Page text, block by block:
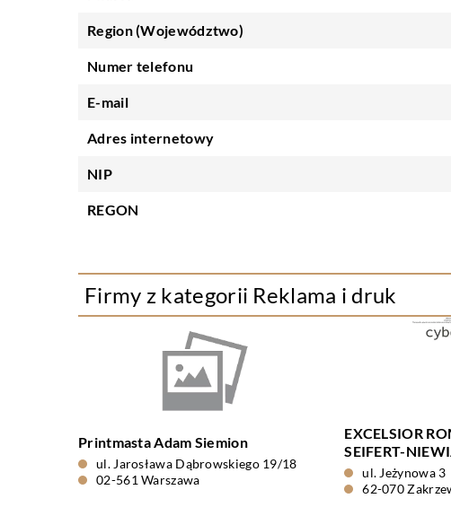
Region (Województwo)
Numer telefonu
E-mail
Adres internetowy
NIP
REGON
Firmy z kategorii Reklama i druk
Printmasta Adam Siemion
ul. Jarosława Dąbrowskiego 19/18
02-561 Warszawa
EXCELSIOR
SEIFERT-
ul. Jeżynowa 3
62-070